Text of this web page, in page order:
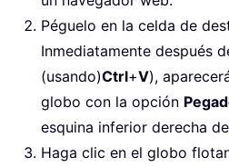
Péguelo en la celda de
Inmediatamente después
(usando)Ctrl+V),
globo con la opción
esquina inferior derecha
Haga clic en el globo